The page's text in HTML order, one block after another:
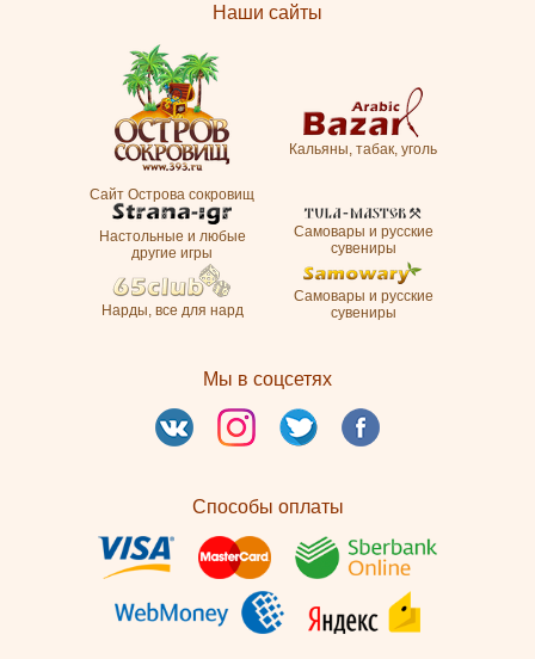
Наши сайты
Сайт Острова сокровищ
Кальяны, табак, уголь
Настольные и любые
другие игры
Самовары и русские
сувениры
Нарды, все для нард
Самовары и русские
сувениры
Мы в соцсетях
Способы оплаты